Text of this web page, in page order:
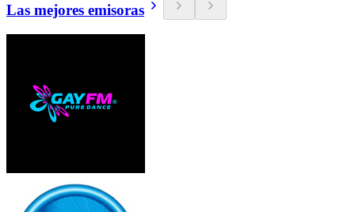
Las mejores emisoras